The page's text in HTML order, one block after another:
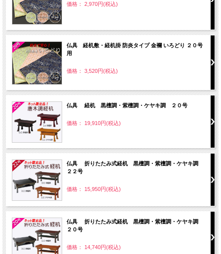
価格： 2,970円(税込)
仏具 経机敷・経机掛 防炎タイプ 金襴 いろどり ２０号
用
価格： 3,520円(税込)
仏具 経机 黒檀調・紫檀調・ケヤキ調 ２０号
価格： 19,910円(税込)
仏具 折りたたみ式経机 黒檀調・紫檀調・ケヤキ調
２２号
価格： 15,950円(税込)
仏具 折りたたみ式経机 黒檀調・紫檀調・ケヤキ調
２０号
価格： 14,740円(税込)